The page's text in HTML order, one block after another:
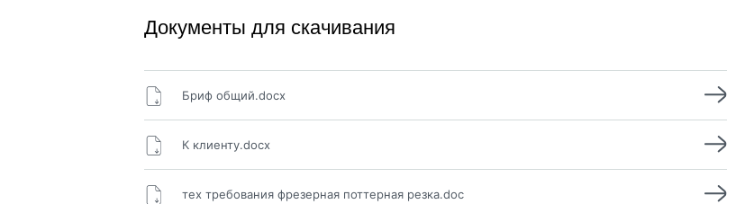
Документы для скачивания
Бриф общий.docx
К клиенту.docx
тех требования фрезерная поттерная резка.doc